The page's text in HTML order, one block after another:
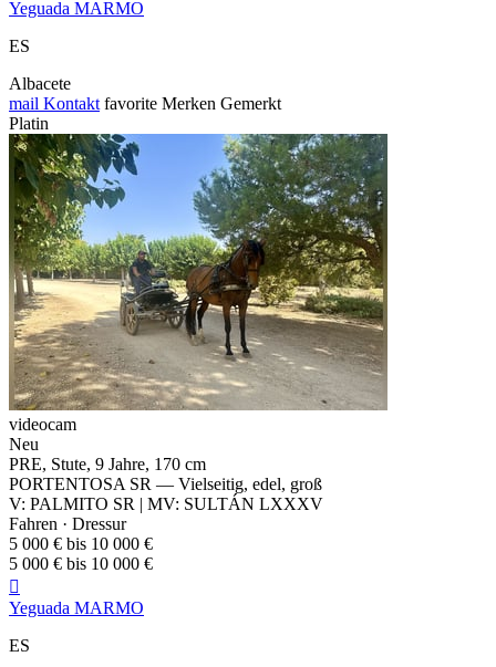
Yeguada MARMO
ES
Albacete
mail Kontakt favorite Merken Gemerkt
Platin
videocam
Neu
PRE, Stute, 9 Jahre, 170 cm
PORTENTOSA SR — Vielseitig, edel, groß
V: PALMITO SR | MV: SULTÁN LXXXV
Fahren · Dressur
5 000 € bis 10 000 €
5 000 € bis 10 000 €

Yeguada MARMO
ES